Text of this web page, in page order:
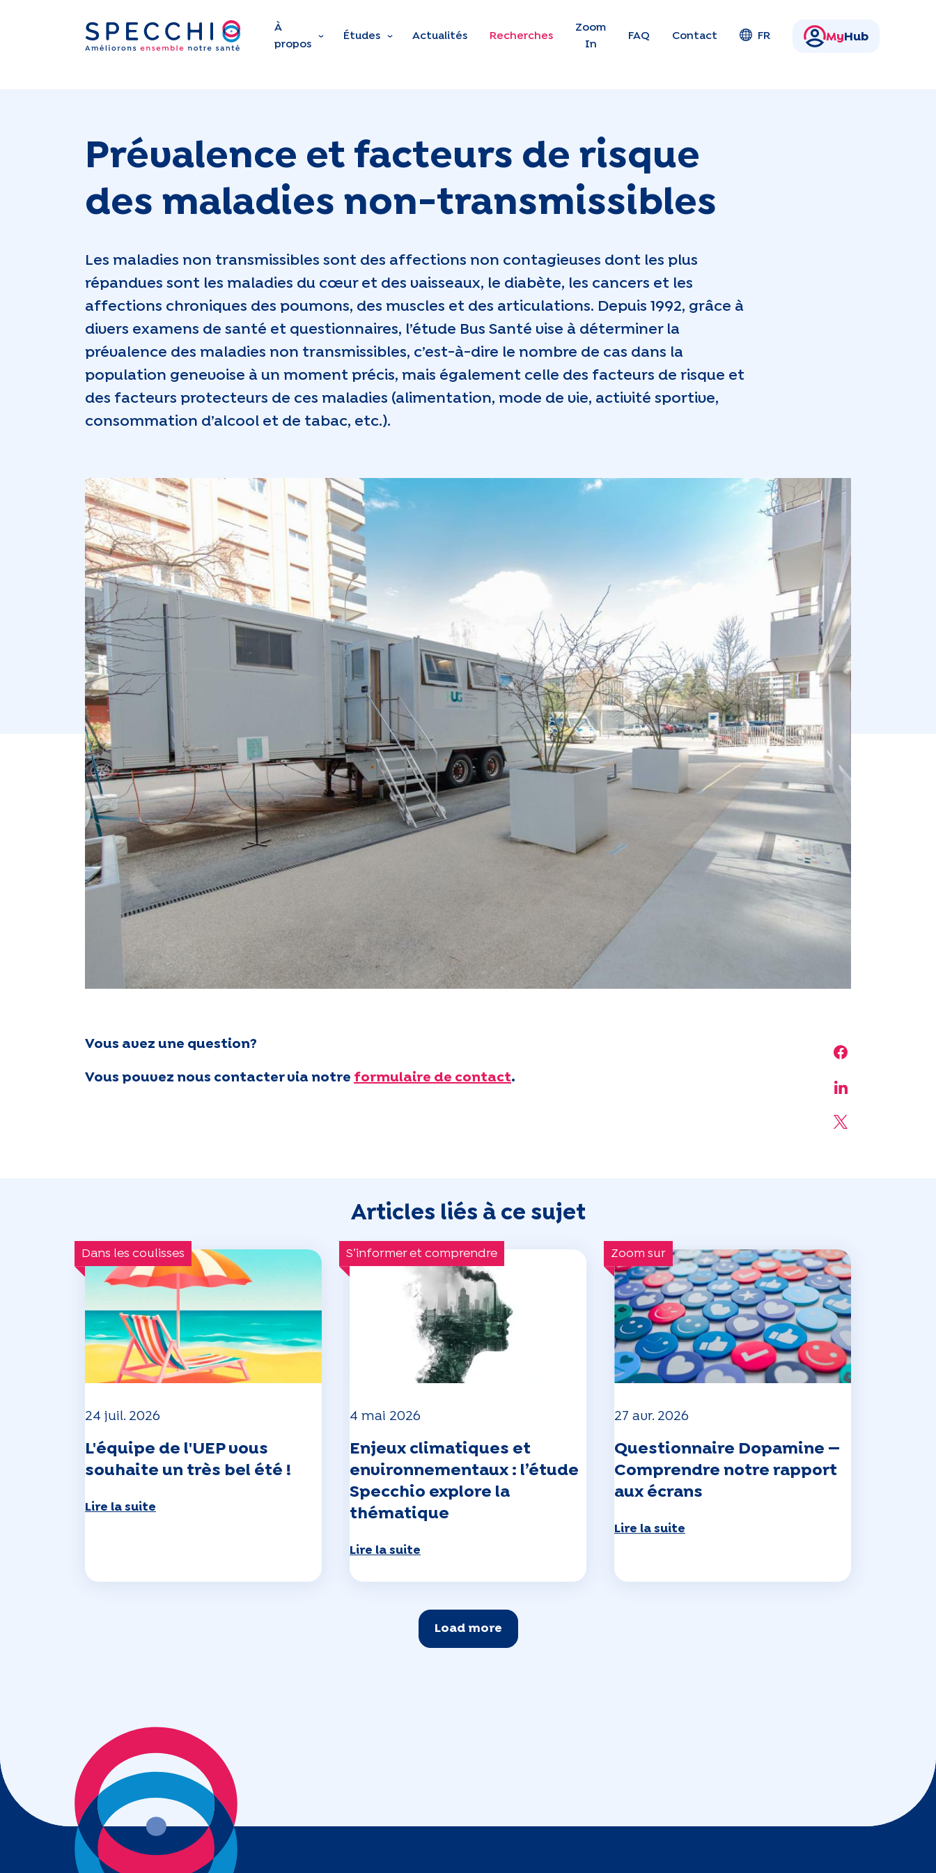
Skip to main content
À
propos
Études Actualités Recherches
Zoom
In
FAQ Contact FR My Hub
Prévalence et facteurs de risque
des maladies non-transmissibles
Les maladies non transmissibles sont des affections non contagieuses dont les plus
répandues sont les maladies du cœur et des vaisseaux, le diabète, les cancers et les
affections chroniques des poumons, des muscles et des articulations. Depuis 1992, grâce à
divers examens de santé et questionnaires, l’étude Bus Santé vise à déterminer la
prévalence des maladies non transmissibles, c’est-à-dire le nombre de cas dans la
population genevoise à un moment précis, mais également celle des facteurs de risque et
des facteurs protecteurs de ces maladies (alimentation, mode de vie, activité sportive,
consommation d’alcool et de tabac, etc.).
Share on
Share on
Share on X
Vous avez une question?
Vous pouvez nous contacter via notre formulaire de contact.
Articles liés à ce sujet
Dans les coulisses
24 juil. 2026
L'équipe de l'UEP vous
souhaite un très bel été !
Lire la suite
S’informer et comprendre
4 mai 2026
Enjeux climatiques et
environnementaux : l’étude
Specchio explore la
thématique
Lire la suite
Zoom sur
27 avr. 2026
Questionnaire Dopamine —
Comprendre notre rapport
aux écrans
Lire la suite
Load more